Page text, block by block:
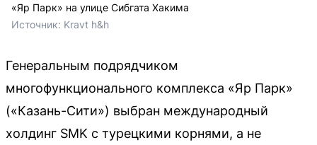
«Яр Парк» на улице Сибгата Хакима
Источник: Kravt h&h
Генеральным подрядчиком
многофункционального комплекса «Яр Парк»
(«Казань-Сити») выбран международный
холдинг SMK с турецкими корнями, а не